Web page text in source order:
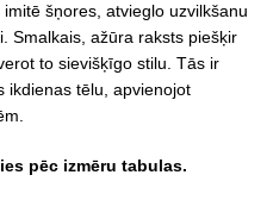
šņores, atvieglo uzvilkšanu
Smalkais, ažūra raksts piešķir
to sievišķīgo stilu. Tās ir
ikdienas tēlu, apvienojot
pēc izmēru tabulas.